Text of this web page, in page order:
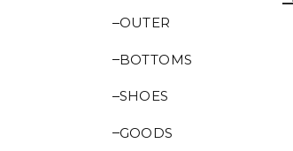
OUTER
BOTTOMS
SHOES
GOODS